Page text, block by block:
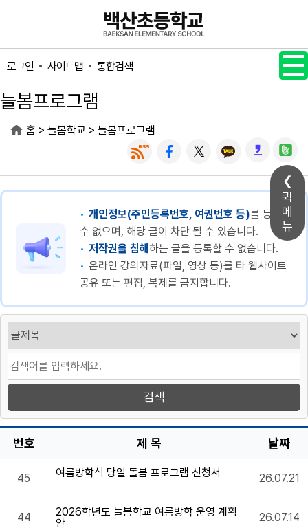
퀵
메
뉴
로그인 사이트맵 통합검색
늘봄프로그램
홈 > 늘봄학교 > 늘봄프로그램
개인정보(주민등록번호, 여권번호 등)를 등록할
수 없으며, 해당 글이 차단 될 수 있습니다.
저작권을 침해하는 글을 등록할 수 없습니다.
온라인 강의자료(파일, 영상 등)를 타 웹사이트
공유 또는 편집, 복제를 금지합니다.
번호 제 목 날짜
45 여름방학식 당일 돌봄 프로그램 신청서 26.07.21
44
2026학년도 늘봄학교 여름방학 운영 계획
안
26.07.14